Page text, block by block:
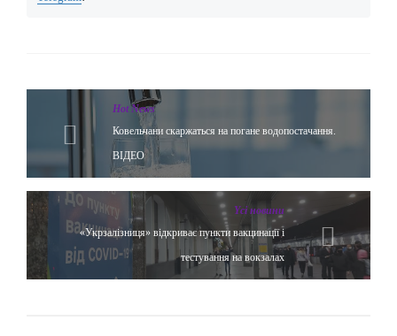
Hot News
Ковельчани скаржаться на погане водопостачання.
ВІДЕО
Yсі новини
«Укрзалізниця» відкриває пункти вакцинації і
тестування на вокзалах